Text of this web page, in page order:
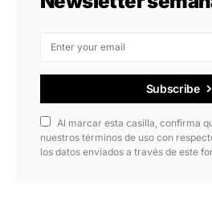
Subscribe
Al marcar esta casilla, confirma
nuestros términos de uso con
los datos enviados a través de este